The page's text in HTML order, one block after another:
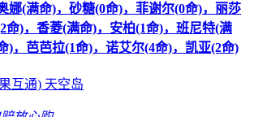
娜(满命)，砂糖(0命)，菲谢尔(0命)，丽莎
命)，香菱(满命)，安柏(1命)，班尼特(满
)，芭芭拉(1命)，诺艾尔(4命)，凯亚(2命)
互通) 天空岛